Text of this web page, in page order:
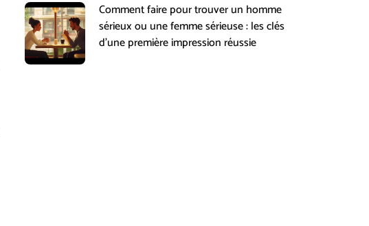
Comment faire pour trouver un homme
sérieux ou une femme sérieuse : les clés
d’une première impression réussie